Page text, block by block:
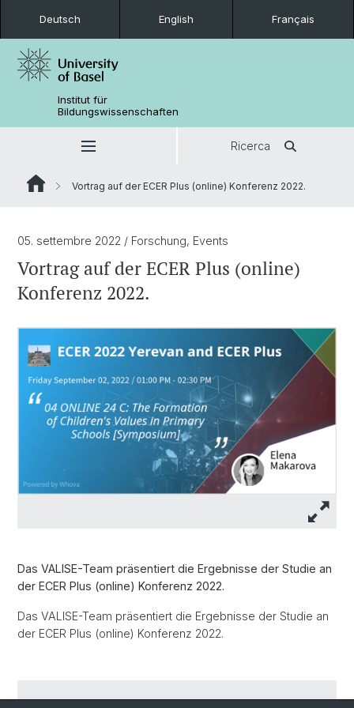
Deutsch English Français
Institut für
Bildungswissenschaften
Ricerca
Vortrag auf der ECER Plus (online) Konferenz 2022.
05. settembre 2022 / Forschung, Events
Vortrag auf der ECER Plus (online)
Konferenz 2022.
Das VALISE-Team präsentiert die Ergebnisse der Studie an
der ECER Plus (online) Konferenz 2022.
Das VALISE-Team präsentiert die Ergebnisse der Studie an
der ECER Plus (online) Konferenz 2022.